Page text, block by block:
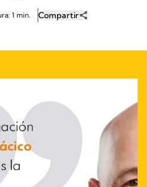
1 min. Compartir